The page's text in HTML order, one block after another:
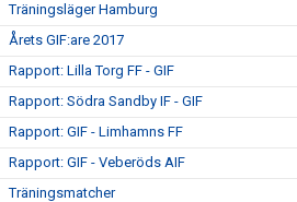
Träningsläger Hamburg
Årets GIF:are 2017
Rapport: Lilla Torg FF - GIF
Rapport: Södra Sandby IF - GIF
Rapport: GIF - Limhamns FF
Rapport: GIF - Veberöds AIF
Träningsmatcher